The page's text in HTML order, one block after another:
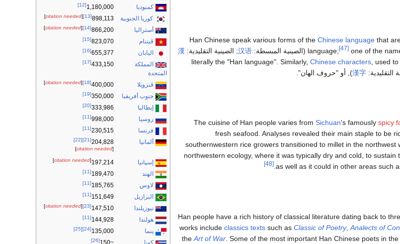
كمبوديا 1,180,000
[12]
كوريا الجنوبية 898,113
[13]
[
citation needed
]
أستراليا 866,200
[14]
[
citation needed
]
ڤيتنام 823,070
[15]
اليابان 655,377
[16]
المملكة
المتحدة
433,150
[17]
ڤنزويلا 400,000
[18]
[
citation needed
]
جنوب أفريقيا 350,000
[19]
إيطاليا 333,986
[20]
روسيا 998,000
[11]
فرنسا 230,515
[11]
ألمانيا 204,828
[21]
[22]
[
citation needed
]
إسپانيا 197,214
[
citation needed
]
الهند 189,470
[11]
لاوس 185,765
[11]
البرازيل 151,649
[11]
نيوزيلندا 147,510
[23]
[
citation needed
]
هولندا 144,928
[11]
پنما 135,000
[24]
[25]
[26]
Han Chinese speak various forms of the Chinese language that
language;
[47] one of the (الصينية المبسطة: 汉语; الصينية التقليدية: 漢
Chinese characters , used
التقليدية: 漢字), أو "حروف الهان".
The cuisine of Han people varies from Sichuan's famously spicy
fresh seafood. Analyses revealed their main staple to be
southernwestern rice growers transitioned to millet in the northwest
northwestern ecology, where it was typically dry and cold, to
as well as it could in other areas such
[48]
Han people have a rich history of classical literature dating back to
works include classics texts such as Classic of Poetry,Analects of
theArt of War. Some of the most important Han Chinese poets in